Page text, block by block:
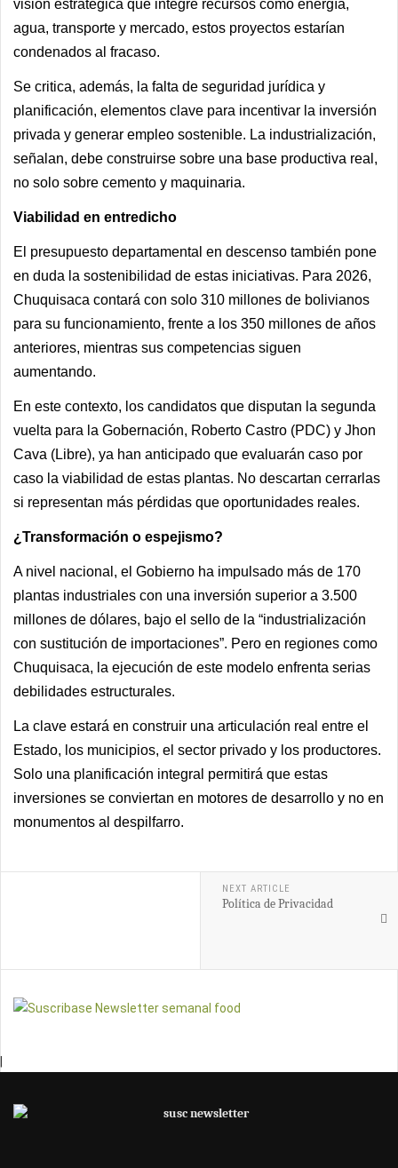
visión estratégica que integre recursos como energía,
agua, transporte y mercado, estos proyectos estarían
condenados al fracaso.
Se critica, además, la falta de seguridad jurídica y
planificación, elementos clave para incentivar la inversión
privada y generar empleo sostenible. La industrialización,
señalan, debe construirse sobre una base productiva real,
no solo sobre cemento y maquinaria.
Viabilidad en entredicho
El presupuesto departamental en descenso también pone
en duda la sostenibilidad de estas iniciativas. Para 2026,
Chuquisaca contará con solo 310 millones de bolivianos
para su funcionamiento, frente a los 350 millones de años
anteriores, mientras sus competencias siguen
aumentando.
En este contexto, los candidatos que disputan la segunda
vuelta para la Gobernación, Roberto Castro (PDC) y Jhon
Cava (Libre), ya han anticipado que evaluarán caso por
caso la viabilidad de estas plantas. No descartan cerrarlas
si representan más pérdidas que oportunidades reales.
¿Transformación o espejismo?
A nivel nacional, el Gobierno ha impulsado más de 170
plantas industriales con una inversión superior a 3.500
millones de dólares, bajo el sello de la “industrialización
con sustitución de importaciones”. Pero en regiones como
Chuquisaca, la ejecución de este modelo enfrenta serias
debilidades estructurales.
La clave estará en construir una articulación real entre el
Estado, los municipios, el sector privado y los productores.
Solo una planificación integral permitirá que estas
inversiones se conviertan en motores de desarrollo y no en
monumentos al despilfarro.
NEXT ARTICLE
Política de Privacidad